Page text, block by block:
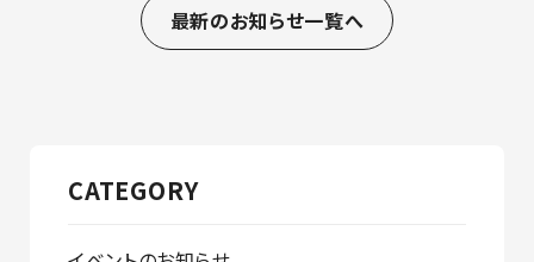
最新のお知らせ一覧へ
CATEGORY